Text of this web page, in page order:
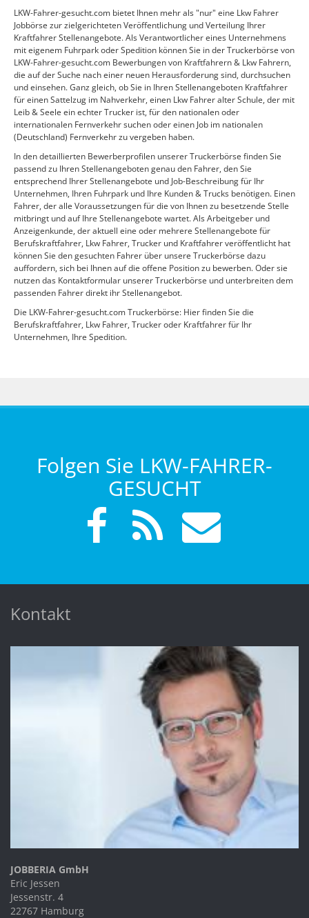
LKW-Fahrer-gesucht.com bietet Ihnen mehr als "nur" eine Lkw Fahrer
Jobbörse zur zielgerichteten Veröffentlichung und Verteilung Ihrer
Kraftfahrer Stellenangebote. Als Verantwortlicher eines Unternehmens
mit eigenem Fuhrpark oder Spedition können Sie in der Truckerbörse von
LKW-Fahrer-gesucht.com Bewerbungen von Kraftfahrern & Lkw Fahrern,
die auf der Suche nach einer neuen Herausforderung sind, durchsuchen
und einsehen. Ganz gleich, ob Sie in Ihren Stellenangeboten Kraftfahrer
für einen Sattelzug im Nahverkehr, einen Lkw Fahrer alter Schule, der mit
Leib & Seele ein echter Trucker ist, für den nationalen oder
internationalen Fernverkehr suchen oder einen Job im nationalen
(Deutschland) Fernverkehr zu vergeben haben.
In den detaillierten Bewerberprofilen unserer Truckerbörse finden Sie
passend zu Ihren Stellenangeboten genau den Fahrer, den Sie
entsprechend Ihrer Stellenangebote und Job-Beschreibung für Ihr
Unternehmen, Ihren Fuhrpark und Ihre Kunden & Trucks benötigen. Einen
Fahrer, der alle Voraussetzungen für die von Ihnen zu besetzende Stelle
mitbringt und auf Ihre Stellenangebote wartet. Als Arbeitgeber und
Anzeigenkunde, der aktuell eine oder mehrere Stellenangebote für
Berufskraftfahrer, Lkw Fahrer, Trucker und Kraftfahrer veröffentlicht hat
können Sie den gesuchten Fahrer über unsere Truckerbörse dazu
auffordern, sich bei Ihnen auf die offene Position zu bewerben. Oder sie
nutzen das Kontaktformular unserer Truckerbörse und unterbreiten dem
passenden Fahrer direkt ihr Stellenangebot.
Die LKW-Fahrer-gesucht.com Truckerbörse: Hier finden Sie die
Berufskraftfahrer, Lkw Fahrer, Trucker oder Kraftfahrer für Ihr
Unternehmen, Ihre Spedition.
Folgen Sie LKW-FAHRER-
GESUCHT
Kontakt
JOBBERIA GmbH
Eric Jessen
Jessenstr. 4
22767 Hamburg